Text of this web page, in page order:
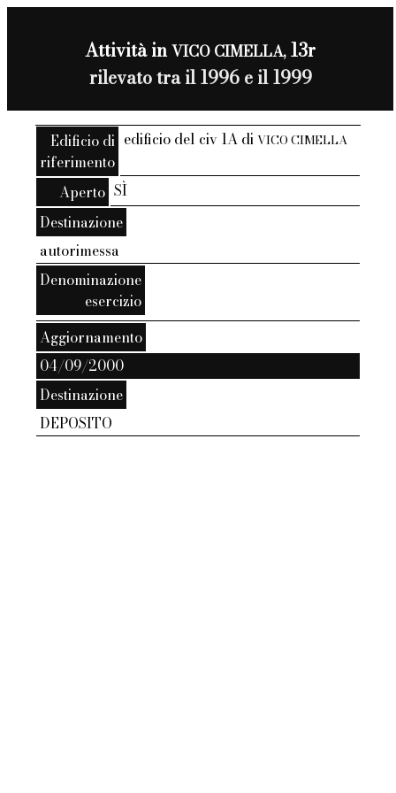
Attività inVICO CIMELLA,13r
rilevato tra il 1996 e il 1999
Edificio di
riferimento
edificio del civ 1A diVICO CIMELLA
Aperto SÌ
Destinazione
autorimessa
Denominazione
esercizio
Aggiornamento
04/09/2000
Destinazione
DEPOSITO